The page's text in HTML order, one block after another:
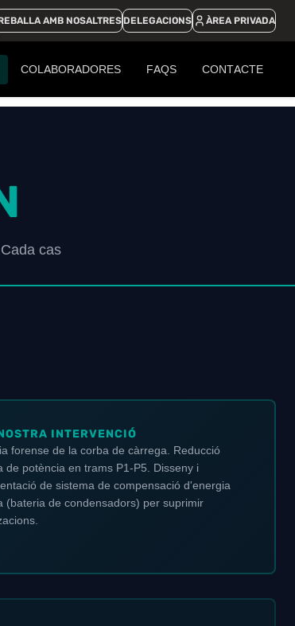
AMB NOSALTRES DELEGACIONS ÀREA PRIVADA
COLABORADORES FAQS CONTACTE
cas
INTERVENCIÓ
forense de la corba de càrrega. Reducció
de potència en trams P1-P5. Disseny i
de sistema de compensació d'energia
(bateria de condensadors) per suprimir